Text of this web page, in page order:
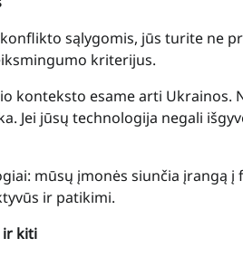
sąlygomis, jūs turite ne
kriterijus.
konteksto esame arti Ukrainos.
Jei jūsų technologija negali
mūsų įmonės siunčia įrangą
ir patikimi.
ir kiti